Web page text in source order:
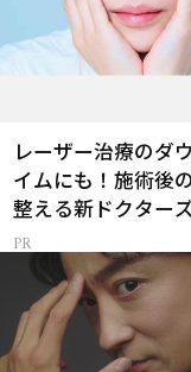
レーザー治療のダ
イムにも！施術後
整える新ドクター
メ